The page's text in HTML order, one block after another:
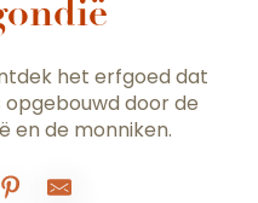
het erfgoed dat
opgebouwd door de
en de monniken.